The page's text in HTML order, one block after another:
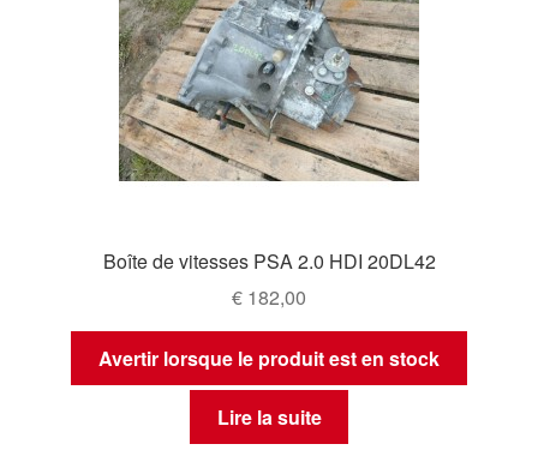
Boîte de vitesses PSA 2.0 HDI 20DL42
€ 182,00
Avertir lorsque le produit est en stock
Lire la suite